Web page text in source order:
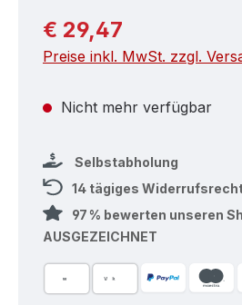
Regulärer Preis:
€ 29,47
Preise inkl. MwSt. zzgl.
Nicht mehr verfügbar
Selbstabholung
14 tägiges
97 % bewerten unseren
AUSGEZEICHNET